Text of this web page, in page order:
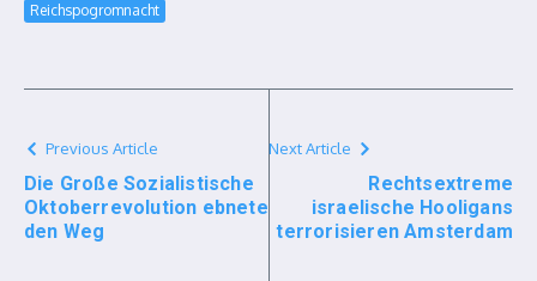
Reichspogromnacht
Previous Article
Die Große Sozialistische
Oktoberrevolution ebnete
den Weg
Next Article
Rechtsextreme
israelische Hooligans
terrorisieren Amsterdam